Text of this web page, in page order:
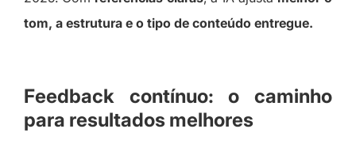
tom, a estrutura e o tipo de conteúdo entregue.
Feedback contínuo: o caminho
para resultados melhores